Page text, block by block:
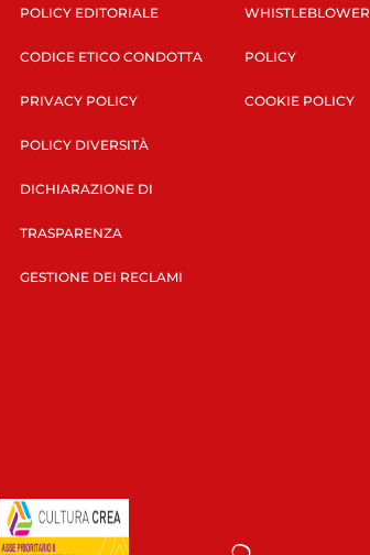
POLICY EDITORIALE
CODICE ETICO CONDOTTA
PRIVACY POLICY
POLICY DIVERSITÀ
DICHIARAZIONE DI
TRASPARENZA
GESTIONE DEI RECLAMI
WHISTLEBLOWER
POLICY
COOKIE POLICY